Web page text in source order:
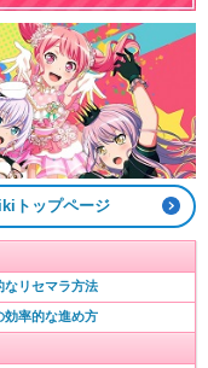
トップページ
なリセマラ方法
効率的な進め方